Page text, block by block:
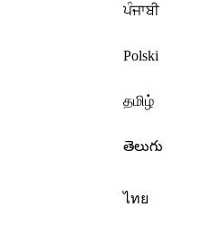
ਪੰਜਾਬੀ
Polski
தமிழ்
తెలుగు
ไทย